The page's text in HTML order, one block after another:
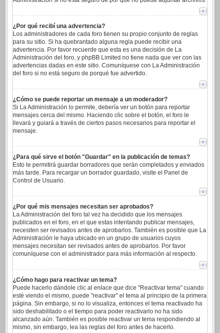
¿Por qué recibí una advertencia?
Los administradores de cada foro tienen su propio conjunto de reglas
para su sitio. Si ha quebrantado alguna regla puede recibir una
advertencia. Por favor recuerde que esta es una decisión de La
Administración del foro, y phpBB Limited no tiene nada que ver con las
advertencias dadas en este sitio. Comuníquese con La Administración
del foro si no está seguro de porqué fue advertido.
¿Cómo se puede reportar un mensaje a un moderador?
Si La Administración lo permite, debería ver un botón para reportar
mensajes cerca del mismo. Haciendo clic sobre el botón, el foro le
llevará y guiará a través de ciertos pasos necesarios para reportar el
mensaje.
¿Para qué sirve el botón "Guardar" en la publicación de temas?
Esto le permitirá guardar borradores que serán completados y enviados
más tarde. Para recargar un borrador guardado, visite el Panel de
Control de Usuario.
¿Por qué mis mensajes necesitan ser aprobados?
La Administración del foro tal vez ha decidido que los mensajes
publicados en el foro, en el que estas intentando publicar mensajes,
necesiten ser revisados antes de aprobarlos. También es posible que La
Administración le haya ubicado en un grupo de usuarios cuyos
mensajes necesitan ser revisados antes de aprobarlos. Por favor
comuníquese con el administrador para más información al respecto.
¿Cómo hago para reactivar un tema?
Puede hacerlo dándole clic al enlace que dice "Reactivar tema" cuando
esté viendo el mismo, puede "reactivar" el tema al principio de la primera
página. Sin embargo, si no lo visualiza, entonces el tema reactivado ha
sido deshabilitado o el tiempo para poder reactivarlo no ha sido
alcanzado aún. También es posible reactivar un tema respondiendo al
mismo, sin embargo, lea las reglas del foro antes de hacerlo.